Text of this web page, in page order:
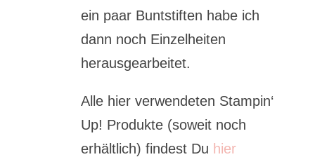
ein paar Buntstiften habe ich
dann noch Einzelheiten
herausgearbeitet.
Alle hier verwendeten Stampin‘
Up! Produkte (soweit noch
erhältlich) findest Du hier